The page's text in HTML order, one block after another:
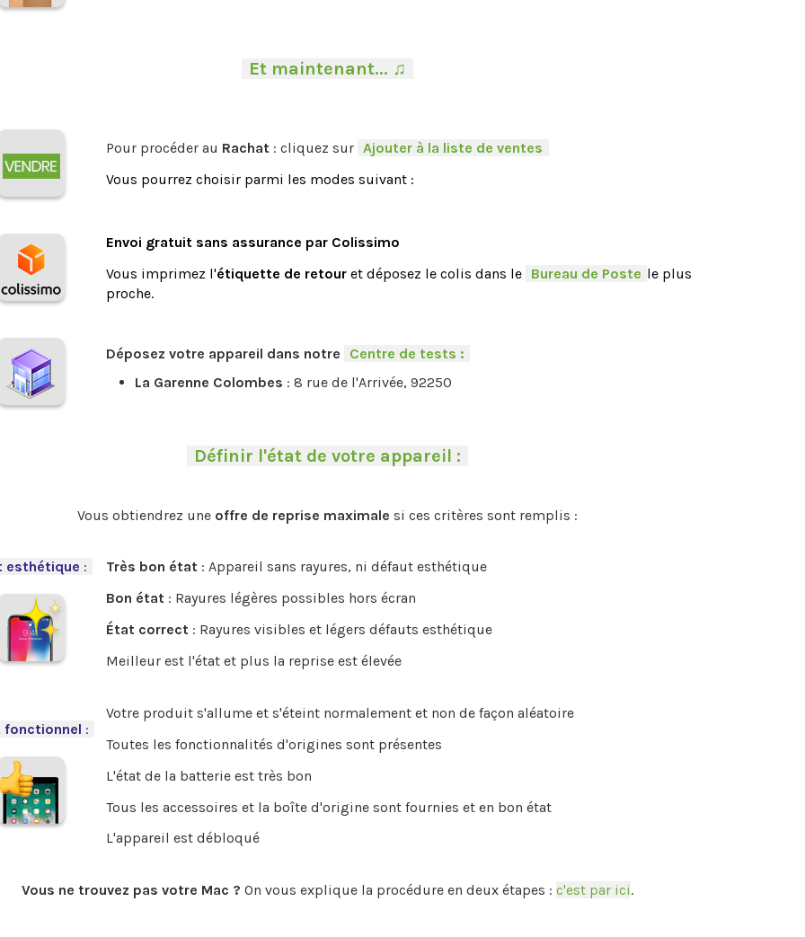
Et maintenant... ♫
Pour procéder au Rachat: cliquez sur Ajouter à la liste de ventes
Vous pourrez choisir parmi les modes suivant :
Envoi gratuit sans assurance par Colissimo
Vous imprimez l'étiquette de retour et déposez le colis dans le Bureau de Poste le plus
proche.
Déposez votre appareil dans notre
Centre de tests :
La Garenne Colombes : 8 rue de l'Arrivée, 92250
Définir l'état de votre appareil :
Vous obtiendrez une offre de reprise maximale si ces critères sont remplis :
esthétique : Très bon état: Appareil sans rayures, ni défaut esthétique
Bon état: Rayures légères possibles hors écran
État correct: Rayures visibles et légers défauts esthétique
Meilleur est l'état et plus la reprise est élevée
fonctionnel :
Votre produit s'allume et s'éteint normalement et non de façon aléatoire
Toutes les fonctionnalités d'origines sont présentes
L'état de la batterie est très bon
Tous les accessoires et la boîte d'origine sont fournies et en bon état
L'appareil est débloqué
Vous ne trouvez pas votre Mac ? On vous explique la procédure en deux étapes : c'est par ici.